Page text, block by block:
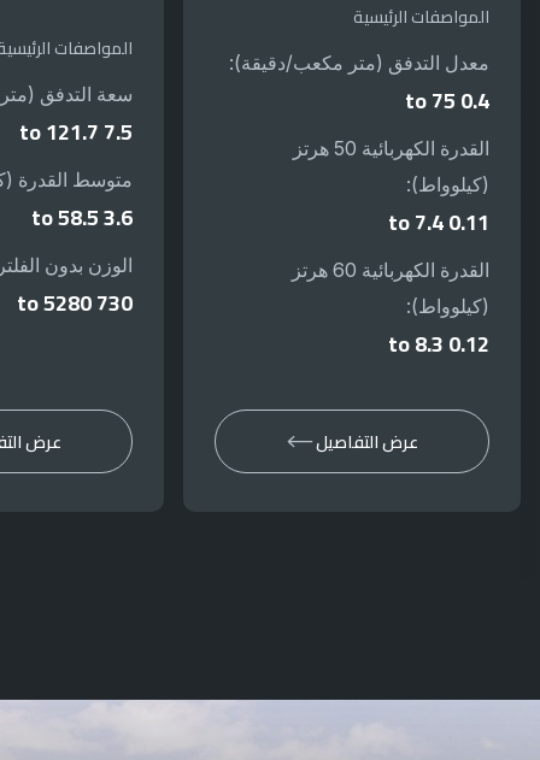
المواصفات الرئيسية
معدل التدفق (متر مكعب/دقيقة):
0.4 to 75
القدرة الكهربائية 50 هرتز
(كيلوواط):
0.11 to 7.4
القدرة الكهربائية 60 هرتز
(كيلوواط):
0.12 to 8.3
عرض التفاصيل
المواصفات
سعة التدفق
7.5 to 121.7
متوسط القدرة
3.6 to 58.5
الوزن بدون
730 to 5280
عرض